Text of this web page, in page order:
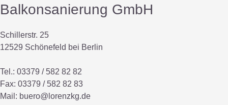
Balkonsanierung GmbH
Schillerstr. 25
12529 Schönefeld bei Berlin
Tel.: 03379 / 582 82 82
Fax: 03379 / 582 82 83
Mail: buero@lorenzkg.de